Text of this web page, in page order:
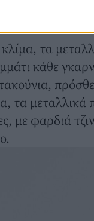
τα
κάθε
τα μεταλλικά
με φαρδιά